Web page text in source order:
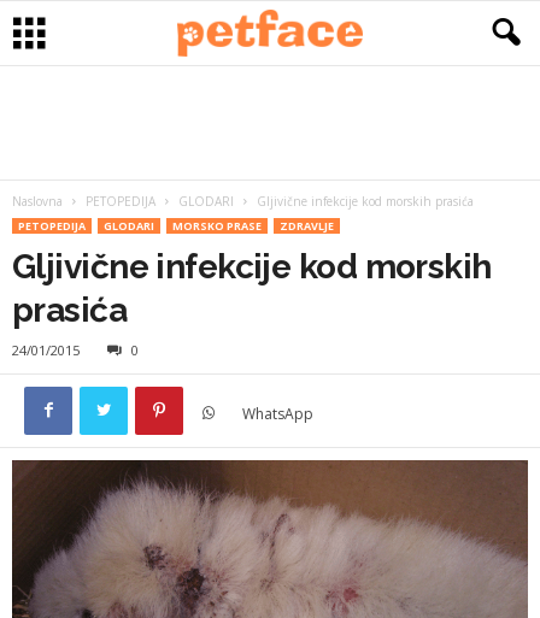
Naslovna PETOPEDIJA GLODARI Gljivične infekcije kod morskih prasića
PETOPEDIJA GLODARI MORSKO PRASE ZDRAVLJE
Gljivične infekcije kod morskih
prasića
24/01/2015 0
WhatsApp